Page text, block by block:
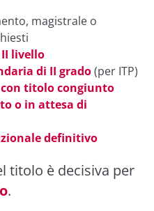
magistrale o
livello
di II grado(per ITP)
titolo congiunto
o in attesa di
definitivo
titolo è decisiva per
.